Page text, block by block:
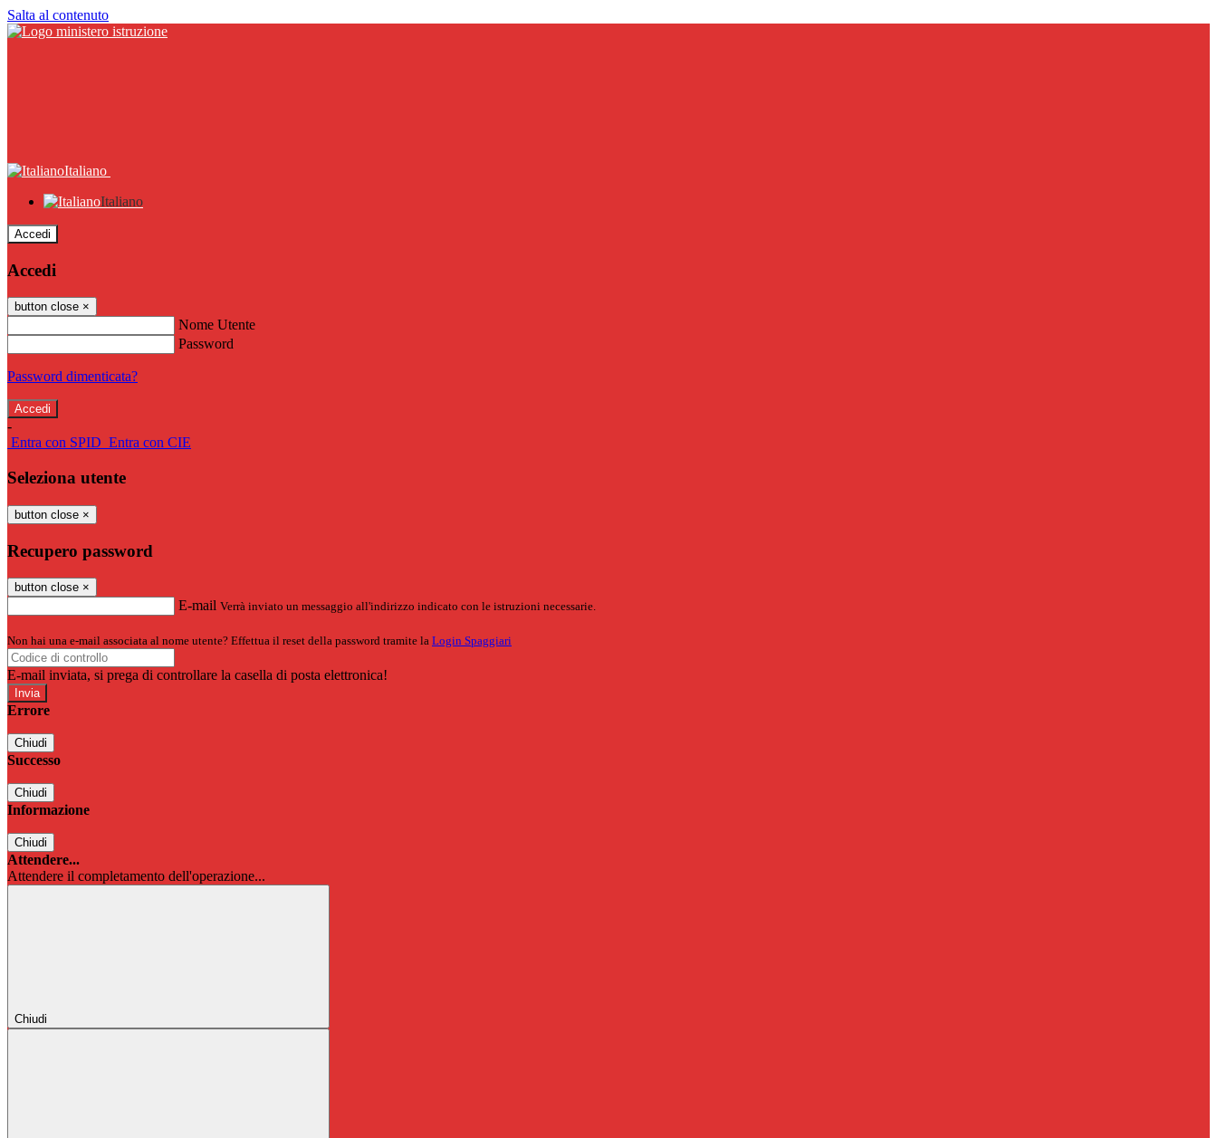
Salta al contenuto
Italiano
Italiano
Accedi
Accedi
button close ×
Nome Utente
Password
Password dimenticata?
-
Entra con SPID Entra con CIE
Seleziona utente
button close ×
Recupero password
button close ×
E-mail Verrà inviato un messaggio all'indirizzo indicato con le istruzioni necessarie.
Non hai una e-mail associata al nome utente? Effettua il reset della password tramite la Login Spaggiari
E-mail inviata, si prega di controllare la casella di posta elettronica!
Errore
Chiudi
Successo
Chiudi
Informazione
Chiudi
Attendere...
Attendere il completamento dell'operazione...
Chiudi